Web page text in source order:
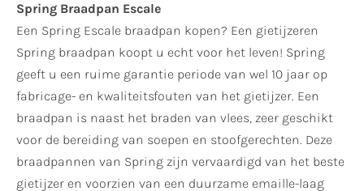
Spring Braadpan Escale
Een Spring Escale braadpan kopen? Een gietijzeren
Spring braadpan koopt u echt voor het leven! Spring
geeft u een ruime garantie periode van wel 10 jaar op
fabricage- en kwaliteitsfouten van het gietijzer. Een
braadpan is naast het braden van vlees, zeer geschikt
voor de bereiding van soepen en stoofgerechten. Deze
braadpannen van Spring zijn vervaardigd van het beste
gietijzer en voorzien van een duurzame emaille-laag